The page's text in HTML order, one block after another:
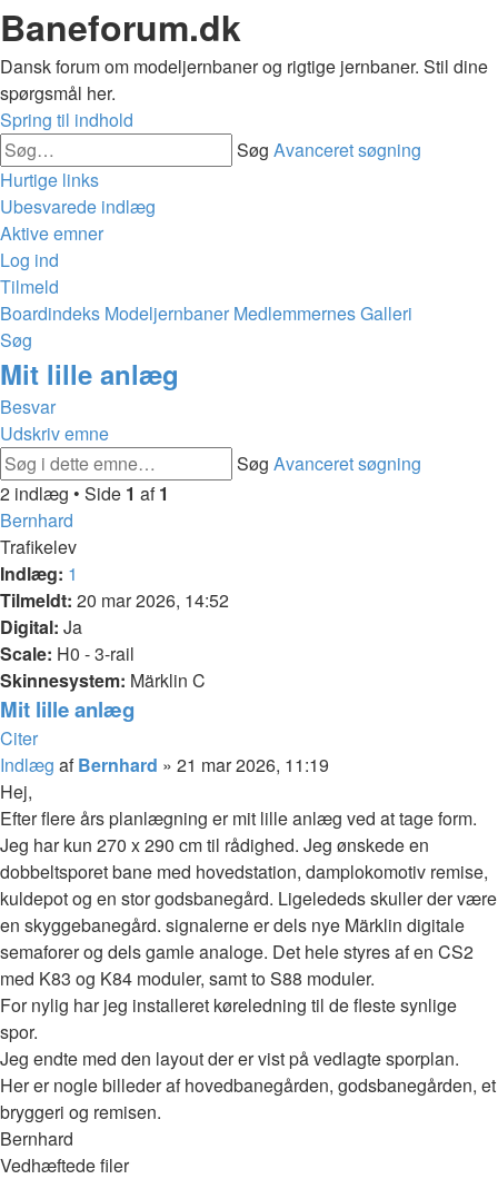
Baneforum.dk
Dansk forum om modeljernbaner og rigtige jernbaner. Stil dine
spørgsmål her.
Spring til indhold
Søg Avanceret søgning
Hurtige links
Ubesvarede indlæg
Aktive emner
Log ind
Tilmeld
Boardindeks Modeljernbaner Medlemmernes Galleri
Søg
Mit lille anlæg
Besvar
Udskriv emne
Søg Avanceret søgning
2 indlæg • Side 1 af1
Bernhard
Trafikelev
Indlæg: 1
Tilmeldt: 20 mar 2026, 14:52
Digital: Ja
Scale: H0 - 3-rail
Skinnesystem: Märklin C
Mit lille anlæg
Citer
Indlæg afBernhard » 21 mar 2026, 11:19
Hej,
Efter flere års planlægning er mit lille anlæg ved at tage form.
Jeg har kun 270 x 290 cm til rådighed. Jeg ønskede en
dobbeltsporet bane med hovedstation, damplokomotiv remise,
kuldepot og en stor godsbanegård. Ligelededs skuller der være
en skyggebanegård. signalerne er dels nye Märklin digitale
semaforer og dels gamle analoge. Det hele styres af en CS2
med K83 og K84 moduler, samt to S88 moduler.
For nylig har jeg installeret køreledning til de fleste synlige
spor.
Jeg endte med den layout der er vist på vedlagte sporplan.
Her er nogle billeder af hovedbanegården, godsbanegården, et
bryggeri og remisen.
Bernhard
Vedhæftede filer